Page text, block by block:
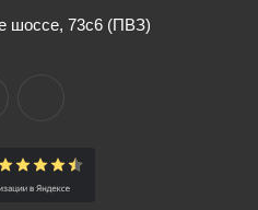
шоссе, 73с6 (ПВЗ)